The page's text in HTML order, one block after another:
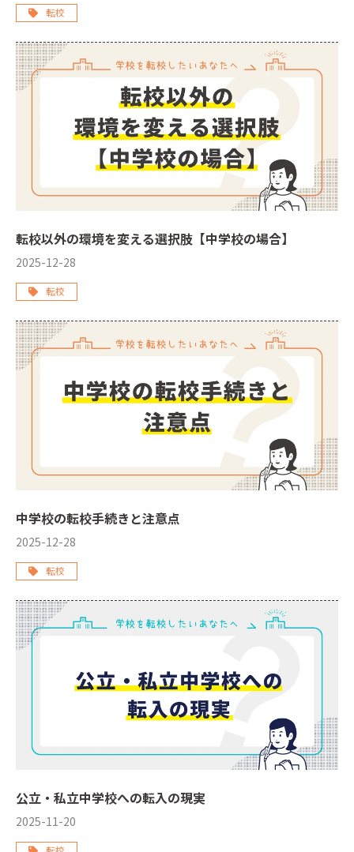
転校
転校以外の環境を変える選択肢【中学校の場合】
2025-12-28
転校
中学校の転校手続きと注意点
2025-12-28
転校
公立・私立中学校への転入の現実
2025-11-20